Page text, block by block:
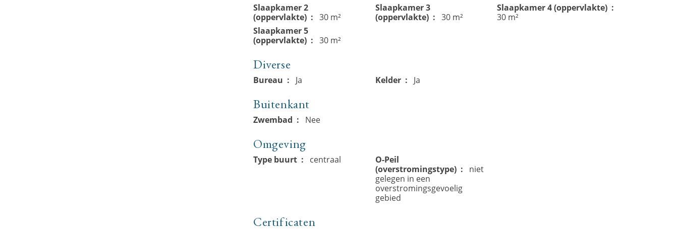
Slaapkamer 2
(oppervlakte)
30 m²
Slaapkamer 3
(oppervlakte)
30 m²
Slaapkamer 4 (oppervlakte)
30 m²
Slaapkamer 5
(oppervlakte)
30 m²
Diverse
Bureau Ja Kelder Ja
Buitenkant
Zwembad Nee
Omgeving
Type buurt centraal
O-Peil
(overstromingstype)
niet
gelegen in een
overstromingsgevoelig
gebied
Certificaten